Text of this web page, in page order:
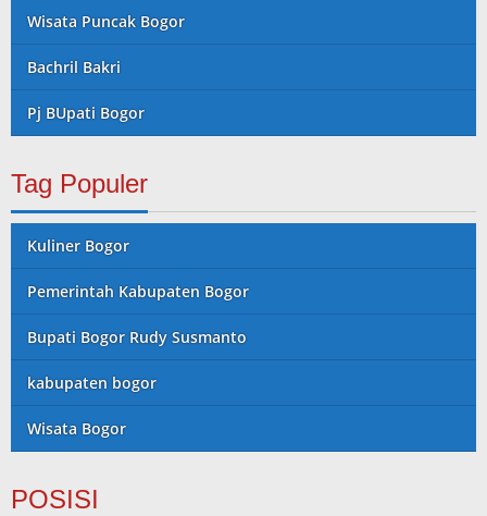
Wisata Puncak Bogor
Bachril Bakri
Pj BUpati Bogor
Tag Populer
Kuliner Bogor
Pemerintah Kabupaten Bogor
Bupati Bogor Rudy Susmanto
kabupaten bogor
Wisata Bogor
POSISI